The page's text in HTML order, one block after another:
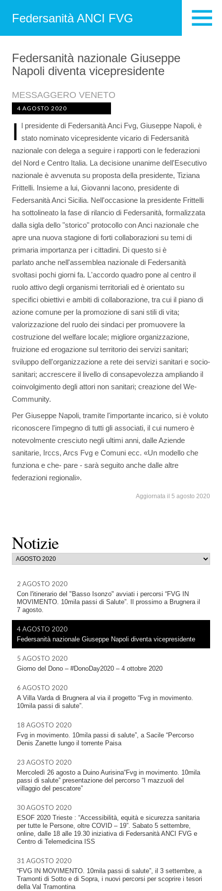
Federsanità ANCI FVG
Notizie
2 AGOSTO 2020
Con l'itinerario del "Basso Isonzo" avviati i percorsi “FVG IN
MOVIMENTO. 10mila passi di Salute”. Il prossimo a Brugnera il
7 agosto.
4 AGOSTO 2020
Federsanità nazionale Giuseppe Napoli diventa vicepresidente
5 AGOSTO 2020
Giorno del Dono – #DonoDay2020 – 4 ottobre 2020
6 AGOSTO 2020
A Villa Varda di Brugnera al via il progetto “Fvg in movimento.
10mila passi di salute”.
18 AGOSTO 2020
Fvg in movimento. 10mila passi di salute”, a Sacile “Percorso
Denis Zanette lungo il torrente Paisa
23 AGOSTO 2020
Mercoledì 26 agosto a Duino Aurisina“Fvg in movimento. 10mila
passi di salute” presentazione del percorso “I mazzuoli del
villaggio del pescatore”
30 AGOSTO 2020
ESOF 2020 Trieste : “Accessibilità, equità e sicurezza sanitaria
per tutte le Persone, oltre COVID – 19”. Sabato 5 settembre,
online, dalle 18 alle 19.30 iniziativa di Federsanità ANCI FVG e
Centro di Telemedicina ISS
31 AGOSTO 2020
“FVG IN MOVIMENTO. 10mila passi di salute”, il 3 settembre, a
Tramonti di Sotto e di Sopra, i nuovi percorsi per scoprire i tesori
della Val Tramontina
Federsanità nazionale Giuseppe
Napoli diventa vicepresidente
MESSAGGERO VENETO
4 AGOSTO 2020
I l presidente di Federsanità Anci Fvg, Giuseppe Napoli, è
stato nominato vicepresidente vicario di Federsanità
nazionale con delega a seguire i rapporti con le federazioni
del Nord e Centro Italia. La decisione unanime dell'Esecutivo
nazionale è avvenuta su proposta della presidente, Tiziana
Frittelli. Insieme a lui, Giovanni Iacono, presidente di
Federsanità Anci Sicilia. Nell'occasione la presidente Frittelli
ha sottolineato la fase di rilancio di Federsanità, formalizzata
dalla sigla dello "storico" protocollo con Anci nazionale che
apre una nuova stagione di forti collaborazioni su temi di
primaria importanza per i cittadini. Di questo si è
parlato anche nell'assemblea nazionale di Federsanità
svoltasi pochi giorni fa. L'accordo quadro pone al centro il
ruolo attivo degli organismi territoriali ed è orientato su
specifici obiettivi e ambiti di collaborazione, tra cui il piano di
azione comune per la promozione di sani stili di vita;
valorizzazione del ruolo dei sindaci per promuovere la
costruzione del welfare locale; migliore organizzazione,
fruizione ed erogazione sul territorio dei servizi sanitari;
sviluppo dell'organizzazione a rete dei servizi sanitari e socio-
sanitari; accrescere il livello di consapevolezza ampliando il
coinvolgimento degli attori non sanitari; creazione del We-
Community.
Per Giuseppe Napoli, tramite l'importante incarico, si è voluto
riconoscere l'impegno di tutti gli associati, il cui numero è
notevolmente cresciuto negli ultimi anni, dalle Aziende
sanitarie, Irccs, Arcs Fvg e Comuni ecc. «Un modello che
funziona e che- pare - sarà seguito anche dalle altre
federazioni regionali».
Aggiornata il 5 agosto 2020